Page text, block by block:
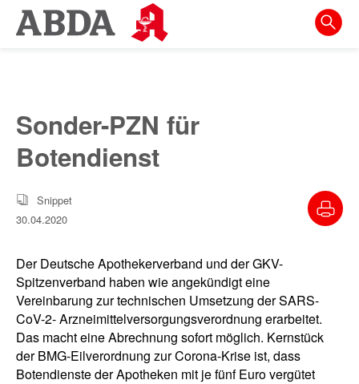
Springe
direkt
zur
Meta-
Navigation
zum
Inhalt
zur
Suche
Sonder-PZN für
Botendienst
Snippet
30.04.2020
Der Deutsche Apothekerverband und der GKV-
Spitzenverband haben wie angekündigt eine
Vereinbarung zur technischen Umsetzung der SARS-
CoV-2- Arzneimittelversorgungsverordnung erarbeitet.
Das macht eine Abrechnung sofort möglich. Kernstück
der BMG-Eilverordnung zur Corona-Krise ist, dass
Botendienste der Apotheken mit je fünf Euro vergütet